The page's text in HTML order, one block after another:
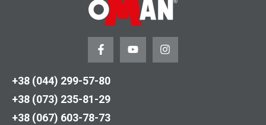
+38 (044) 299-57-80
+38 (073) 235-81-29
+38 (067) 603-78-73